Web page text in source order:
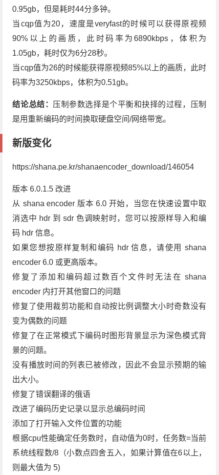
0.95gb，但是耗时44分多钟。
当cqp值为20，速度是veryfast的时候可以获得原视频
90%以上的画质，此时码率为6890kbps，体积为
1.05gb，耗时仅为6分28秒。
当cqp值为26的时候能获得原视频85%以上的画质，此时
码率为3250kbps，体积为0.51gb。
结论总结： 压制参数选择是个平衡和抉择的过程，压制
是用重新编码的时间换取硬盘空间/网络带宽。
新版变化
https://shana.pe.kr/shanaencoder_download/146054
版本 6.0.1.5 改进
从 shana encoder 版本 6.0 开始，当您在快速设置中取
消选中 hdr 到 sdr 色调映射时，您可以按原样导入和编
码 hdr 信息。
如果您想按原样复制和编码 hdr 信息，请使用 shana
encoder 6.0 或更高版本。
修复了添加和编码超过数百个文件时无法在 shana
encoder 内打开其他窗口的问题
修复了使用裁剪功能和自动按比例调整大小时奇数没有
变为偶数的问题
修复了在正常模式下编码时图形背景显示为深色模式背
景的问题。
没有播放时间的列表已被修改，因此不会显示预期的输
出大小。
修复了错误翻译的俄语
改进了编码历史记录以显示总编码时间
添加了打开输入文件位置的功能
根据cpu性能确定任务数时，自动值为0时，任务数=当前
系统线程数/8（小数点四舍五入，如果计算值在6以上，
则最大值为 5)